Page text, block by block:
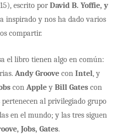
escrito porDavid B. Yoffie, y
inspirado y nos ha dado varios
compartir.
el libro tienen algo en común:
Andy Groove con Intel, y
con Appley Bill Gates con
pertenecen al privilegiado grupo
en el mundo; y las tres siguen
Jobs, Gates.